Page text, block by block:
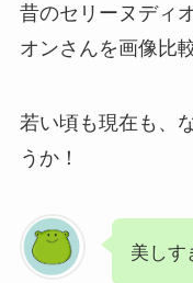
昔のセリーヌディ
オンさんを画像比
若い頃も現在も、
うか！
美しす